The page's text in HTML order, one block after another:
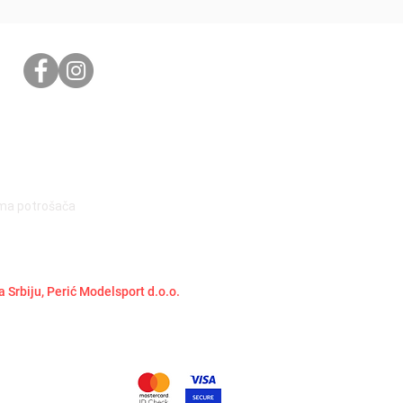
potrošača
Srbiju, Perić Modelsport d.o.o.